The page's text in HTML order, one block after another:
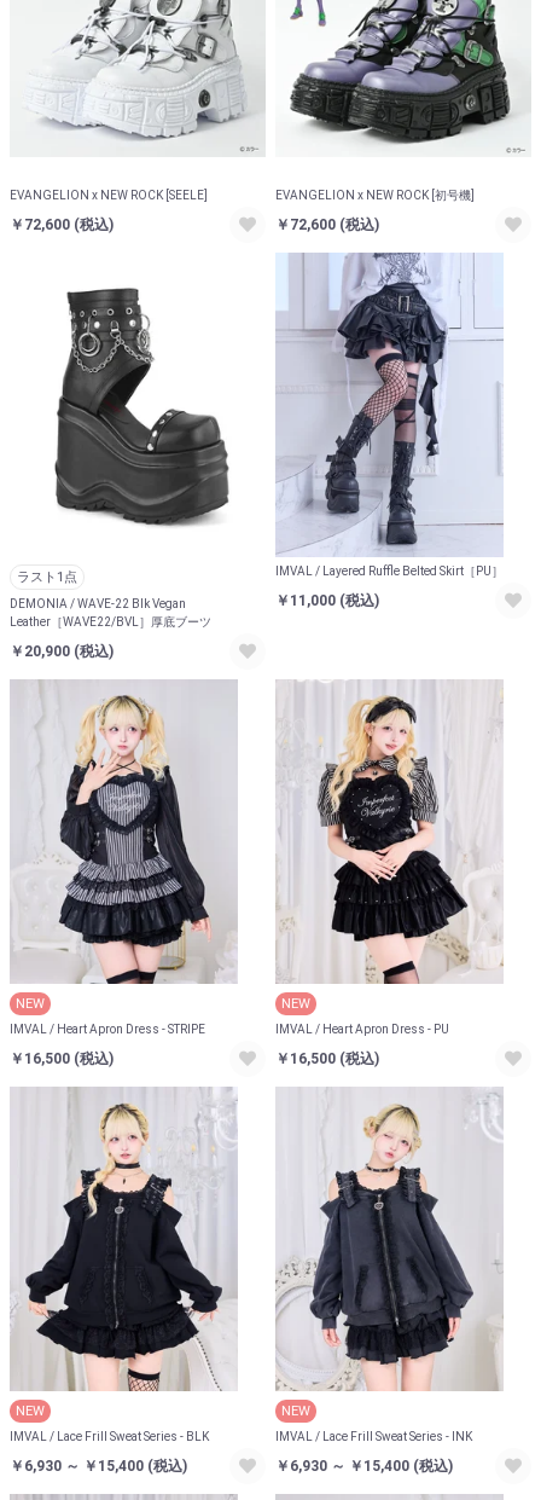
EVANGELION x NEW ROCK [SEELE]
￥72,600 (税込)
EVANGELION x NEW ROCK [初号機]
￥72,600 (税込)
ラスト1点
DEMONIA / WAVE-22 Blk Vegan
Leather［WAVE22/BVL］厚底ブーツ
￥20,900 (税込)
IMVAL / Layered Ruffle Belted Skirt［PU］
￥11,000 (税込)
NEW
IMVAL / Heart Apron Dress - STRIPE
￥16,500 (税込)
NEW
IMVAL / Heart Apron Dress - PU
￥16,500 (税込)
NEW
IMVAL / Lace Frill Sweat Series - BLK
￥6,930 ～ ￥15,400 (税込)
NEW
IMVAL / Lace Frill Sweat Series - INK
￥6,930 ～ ￥15,400 (税込)